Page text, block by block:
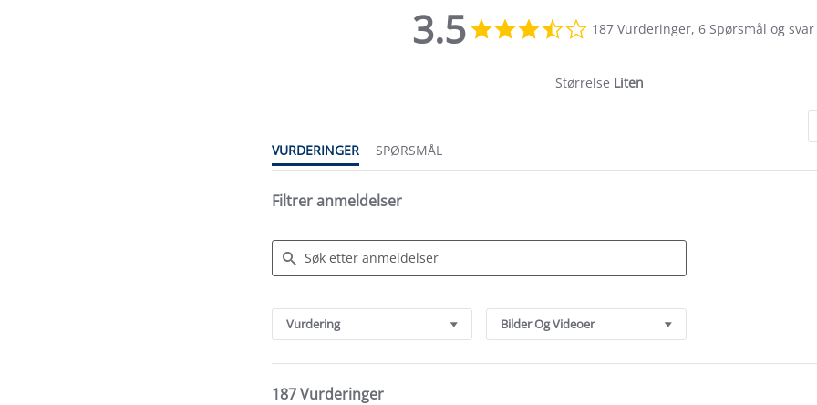
3.5
star
187 Vurderinger, 6 Spørsmål og svar
Størrelse Liten
VURDERINGER SPØRSMÅL
Filtrer anmeldelser
Reviews
Vurdering Bilder Og Videoer
187 Vurderinger